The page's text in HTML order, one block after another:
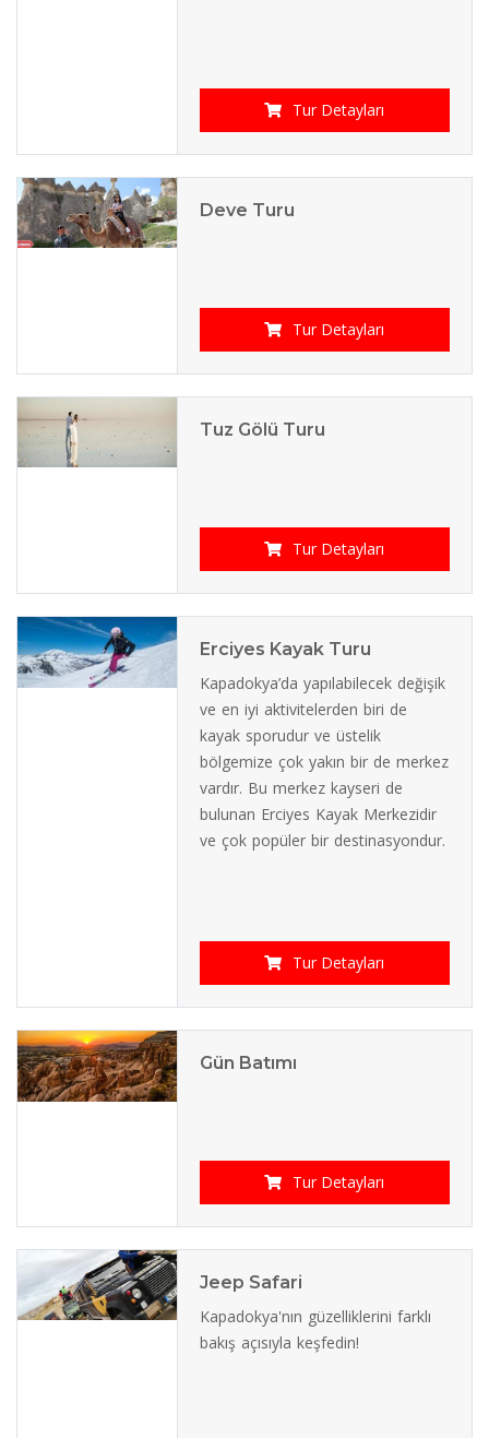
Tur Detayları
Deve Turu
Tur Detayları
Tuz Gölü Turu
Tur Detayları
Erciyes Kayak Turu
Kapadokya’da yapılabilecek değişik
ve en iyi aktivitelerden biri de
kayak sporudur ve üstelik
bölgemize çok yakın bir de merkez
vardır. Bu merkez kayseri de
bulunan Erciyes Kayak Merkezidir
ve çok popüler bir destinasyondur.
Tur Detayları
Gün Batımı
Tur Detayları
Jeep Safari
Kapadokya'nın güzelliklerini farklı
bakış açısıyla keşfedin!